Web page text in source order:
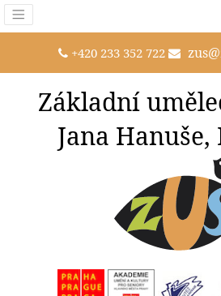
+420 233 352 722
Základní
Jana Hanuše,